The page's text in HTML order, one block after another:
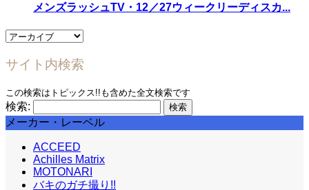
メンズラッシュTV・12／27ウィークリーディスカ...
サイト内検索
この検索はトピックス!!も含めた全文検索です
検索:
メーカー・レーベル
ACCEED
Achilles Matrix
MOTONARI
バキのガチ撮り!!